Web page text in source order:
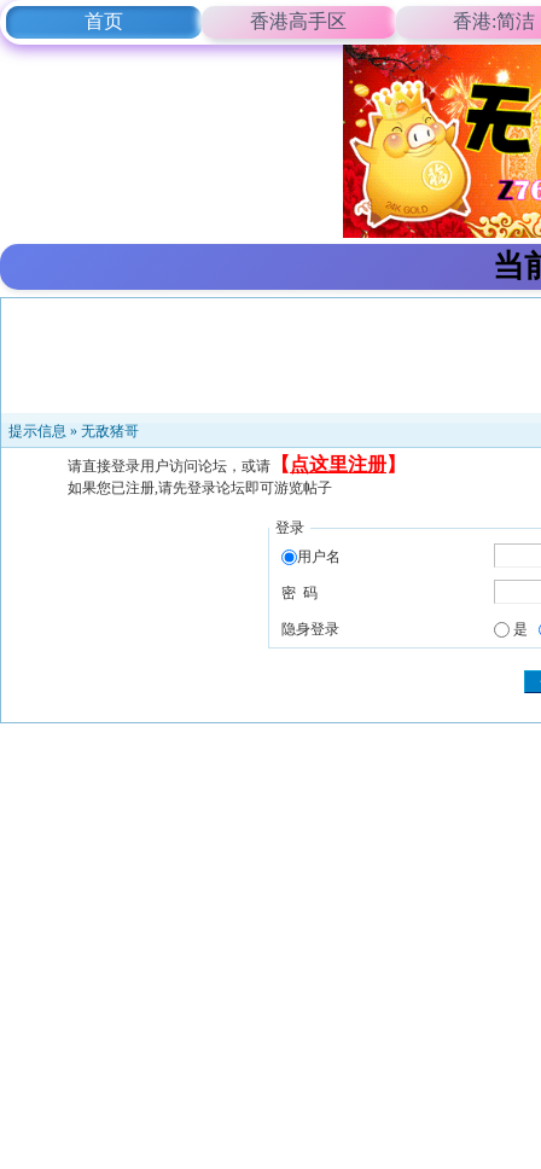
首页 香港高手区 香港:简洁
当
提示信息 » 无敌猪哥
请直接登录用户访问论坛，或请 【 点这里注册】
如果您已注册,请先登录论坛即可游览帖子
登录
用户名
密 码
隐身登录 是